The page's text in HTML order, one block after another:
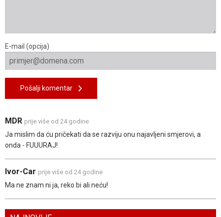
E-mail (opcija)
Pošalji komentar
MDR prije više od 24 godine
Ja mislim da ću pričekati da se razviju onu najavljeni smjerovi, a
onda - FUUURAJ!
Ivor-Car prije više od 24 godine
Ma ne znam ni ja, reko bi ali neću!